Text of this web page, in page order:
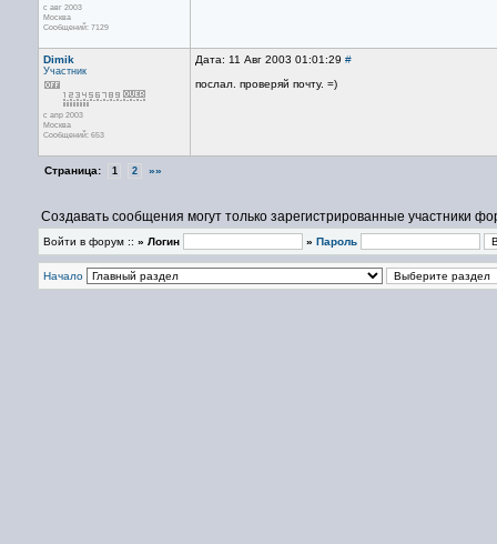
с авг 2003
Москва
Сообщений: 7129
Dimik
Участник
с апр 2003
Москва
Сообщений: 653
Дата: 11 Авг 2003 01:01:29 #
послал. проверяй почту. =)
Страница: 1 2 »»
Создавать сообщения могут только зарегистрированные участники
Войти в форум :: » Логин » Пароль
Начало